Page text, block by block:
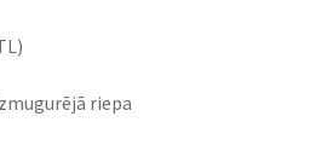
riepa